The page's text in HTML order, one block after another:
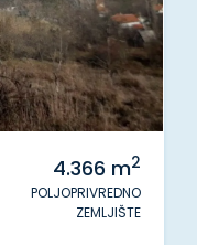
4.366 m2
POLJOPRIVREDNO
ZEMLJIŠTE